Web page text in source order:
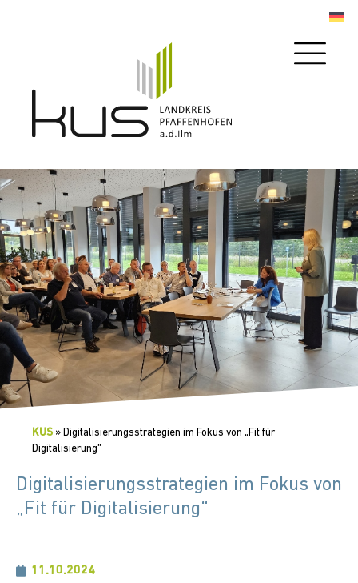
KUS » Digitalisierungsstrategien im Fokus von „Fit für
Digitalisierung“
Digitalisierungsstrategien im Fokus von
„Fit für Digitalisierung“
11.10.2024